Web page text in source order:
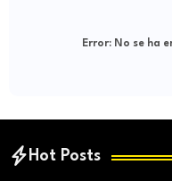
Error:No se ha
Hot Posts